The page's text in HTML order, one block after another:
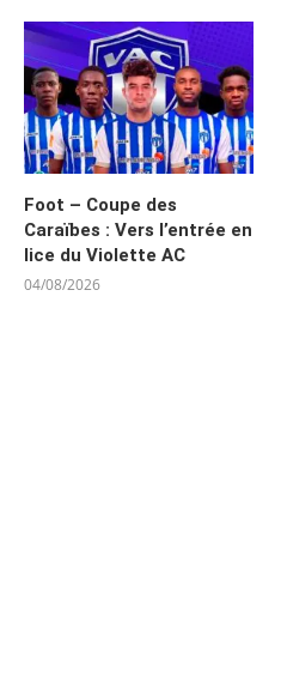
Foot – Coupe des
Caraïbes : Vers l’entrée en
lice du Violette AC
04/08/2026